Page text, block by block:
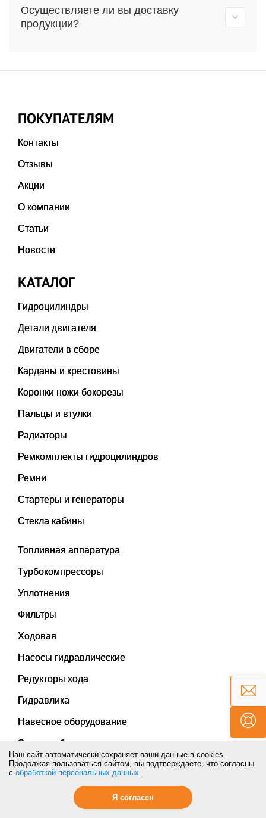
Осуществляете ли вы доставку
продукции?
ПОКУПАТЕЛЯМ
Контакты
Отзывы
Акции
О компании
Статьи
Новости
КАТАЛОГ
Гидроцилиндры
Детали двигателя
Двигатели в сборе
Карданы и крестовины
Коронки ножи бокорезы
Пальцы и втулки
Радиаторы
Ремкомплекты гидроцилиндров
Ремни
Стартеры и генераторы
Стекла кабины
Топливная аппаратура
Турбокомпрессоры
Уплотнения
Фильтры
Ходовая
Насосы гидравлические
Редукторы хода
Гидравлика
Навесное оборудование
Электрооборудование
Рукава высокого давления
Наш сайт автоматически сохраняет ваши данные в cookies.
Продолжая пользоваться сайтом, вы подтверждаете, что согласны
с обработкой персональных данных
Я согласен